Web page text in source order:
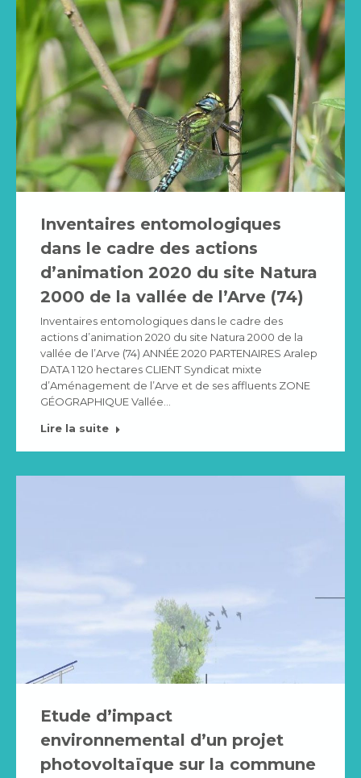
Inventaires entomologiques
dans le cadre des actions
d’animation 2020 du site Natura
2000 de la vallée de l’Arve (74)
Inventaires entomologiques dans le cadre des
actions d’animation 2020 du site Natura 2000 de la
vallée de l’Arve (74) ANNÉE 2020 PARTENAIRES Aralep
DATA 1 120 hectares CLIENT Syndicat mixte
d’Aménagement de l’Arve et de ses affluents ZONE
GÉOGRAPHIQUE Vallée…
Lire la suite
Etude d’impact
environnemental d’un projet
photovoltaïque sur la commune